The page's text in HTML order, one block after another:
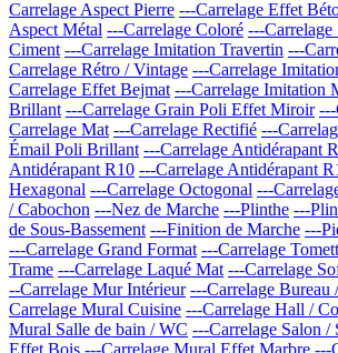
Carrelage Aspect Pierre ---Carrelage Effet
Aspect Métal ---Carrelage Coloré ---Carrelage
Ciment ---Carrelage Imitation Travertin ---
Carrelage Rétro / Vintage ---Carrelage
Carrelage Effet Bejmat ---Carrelage Imitation
Brillant ---Carrelage Grain Poli Effet Miroir ---
Carrelage Mat ---Carrelage Rectifié ---
Émail Poli Brillant ---Carrelage Antidérapant
Antidérapant R10 ---Carrelage Antidérapant
Hexagonal ---Carrelage Octogonal ---
/ Cabochon ---Nez de Marche ---Plinthe ---
de Sous-Bassement ---Finition de Marche ---
---Carrelage Grand Format ---Carrelage
Trame ---Carrelage Laqué Mat ---Carrelage
--Carrelage Mur Intérieur ---Carrelage Bureau
Carrelage Mural Cuisine ---Carrelage Hall /
Mural Salle de bain / WC ---Carrelage Salon /
Effet Bois ---Carrelage Mural Effet Marbre ---